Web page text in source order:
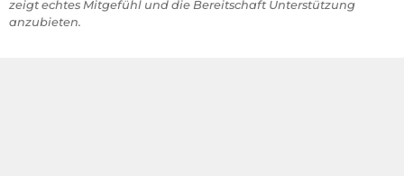
zeigt echtes Mitgefühl und die Bereitschaft Unterstützung
anzubieten.